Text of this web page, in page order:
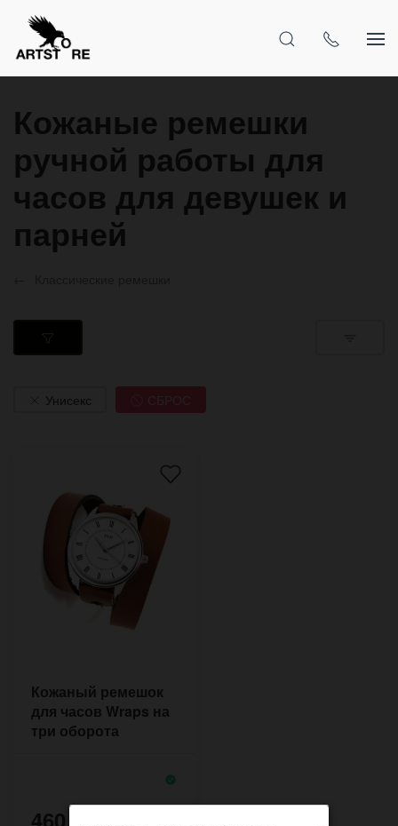
Кожаные ремешки
ручной работы для
часов для девушек и
парней
Унисекс
Кожаный ремешок
для часов Wraps на
три оборота
460 грн.